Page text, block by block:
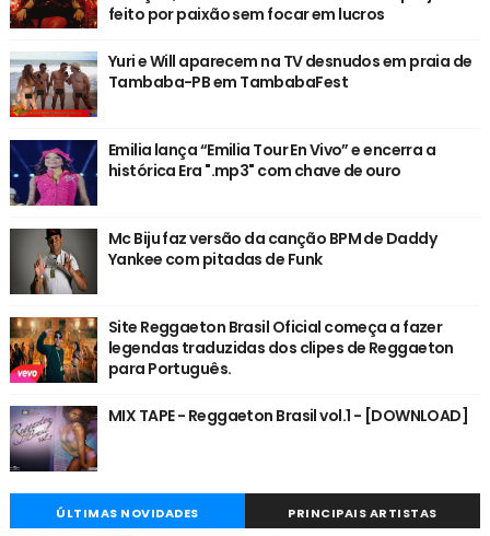
feito por paixão sem focar em lucros
Yuri e Will aparecem na TV desnudos em praia de
Tambaba-PB em TambabaFest
Emilia lança “Emilia Tour En Vivo” e encerra a
histórica Era ".mp3" com chave de ouro
Mc Biju faz versão da canção BPM de Daddy
Yankee com pitadas de Funk
Site Reggaeton Brasil Oficial começa a fazer
legendas traduzidas dos clipes de Reggaeton
para Português.
MIX TAPE - Reggaeton Brasil vol.1 - [DOWNLOAD]
ÚLTIMAS NOVIDADES PRINCIPAIS ARTISTAS